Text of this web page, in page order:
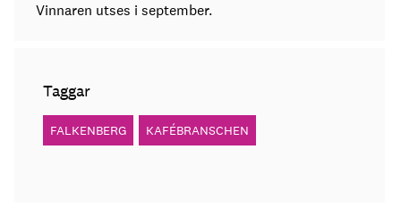
Vinnaren utses i september.
Taggar
FALKENBERG KAFÉBRANSCHEN